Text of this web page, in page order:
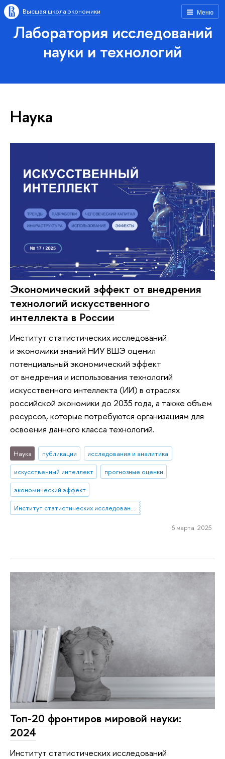
Меню
Высшая школа экономики
Лаборатория исследований
науки и технологий
Наука
Экономический эффект от внедрения
технологий искусственного
интеллекта в России
Институт статистических исследований
и экономики знаний НИУ ВШЭ оценил
потенциальный экономический эффект
от внедрения и использования технологий
искусственного интеллекта (ИИ) в отраслях
российской экономики до 2035 года, а также объем
ресурсов, которые потребуются организациям для
освоения данного класса технологий.
Наука публикации
исследования и аналитика
искусственный интеллект
прогнозные оценки
экономический эффект
Институт статистических исследований и экономики знаний
6 марта 2025
Топ-20 фронтиров мировой науки:
2024
Институт статистических исследований